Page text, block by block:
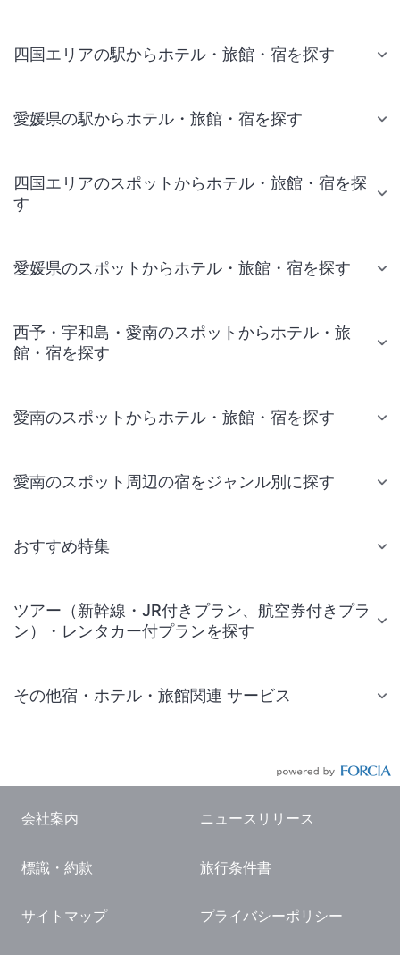
四国エリアの駅からホテル・旅館・宿を探す
愛媛県の駅からホテル・旅館・宿を探す
四国エリアのスポットからホテル・旅館・宿を探
す
愛媛県のスポットからホテル・旅館・宿を探す
西予・宇和島・愛南のスポットからホテル・旅
館・宿を探す
愛南のスポットからホテル・旅館・宿を探す
愛南のスポット周辺の宿をジャンル別に探す
おすすめ特集
ツアー（新幹線・JR付きプラン、航空券付きプラ
ン）・レンタカー付プランを探す
その他宿・ホテル・旅館関連 サービス
国内観光ガイド
旅行・観光情報
会社案内 ニュースリリース
標識・約款 旅行条件書
サイトマップ プライバシーポリシー